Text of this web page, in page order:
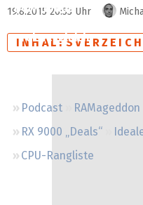
Downloads
Preisvergleich
Podcast RAMageddon
RX 9000 „Deals“
CPU-Rangliste
19.8.2015 20:53 Uhr